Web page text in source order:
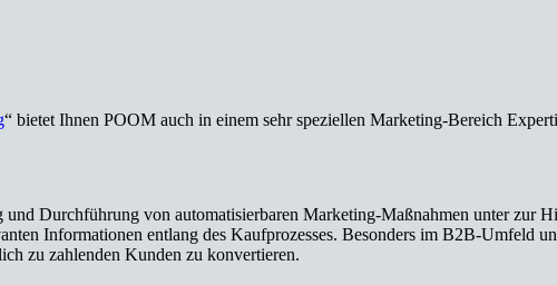
“ bietet Ihnen POOM auch in einem sehr speziellen Marketing-Bereich
Durchführung von automatisierbaren Marketing-Maßnahmen unter zur
Informationen entlang des Kaufprozesses. Besonders im B2B-Umfeld
zu zahlenden Kunden zu konvertieren.